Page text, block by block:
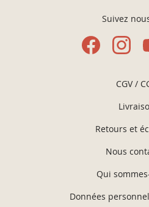
Suivez
CGV /
Retours et
Nous
Qui
Données